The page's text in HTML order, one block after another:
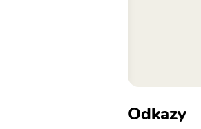
Odkazy